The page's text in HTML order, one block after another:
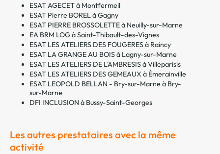
ESAT AGECET à Montfermeil
ESAT Pierre BOREL à Gagny
ESAT PIERRE BROSSOLETTE à Neuilly-sur-Marne
EA BRM LOG à Saint-Thibault-des-Vignes
ESAT LES ATELIERS DES FOUGERES à Raincy
ESAT LA GRANGE AU BOIS à Lagny-sur-Marne
ESAT LES ATELIERS DE L'AMBRESIS à Villeparisis
ESAT LES ATELIERS DES GEMEAUX à Émerainville
ESAT LEOPOLD BELLAN - Bry-sur-Marne à Bry-
sur-Marne
DFI INCLUSION à Bussy-Saint-Georges
Les autres prestataires avec la même
activité